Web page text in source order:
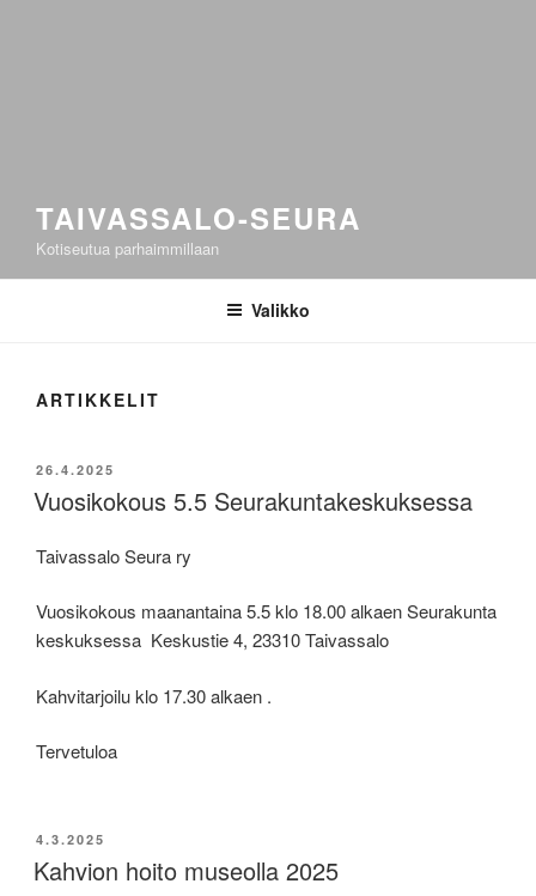
TAIVASSALO-SEURA
Kotiseutua parhaimmillaan
Valikko
ARTIKKELIT
JULKAISTU
26.4.2025
Vuosikokous 5.5 Seurakuntakeskuksessa
Taivassalo Seura ry
Vuosikokous maanantaina 5.5 klo 18.00 alkaen Seurakunta
keskuksessa Keskustie 4, 23310 Taivassalo
Kahvitarjoilu klo 17.30 alkaen .
Tervetuloa
JULKAISTU
4.3.2025
Kahvion hoito museolla 2025